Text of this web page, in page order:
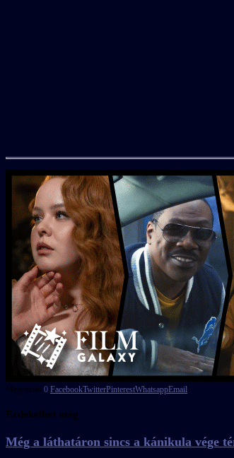
Megosztás 0 FacebookTwitterPinterestWhatsappEmail
Érdekelhet még
Még a láthatáron sincs a kánikula vége